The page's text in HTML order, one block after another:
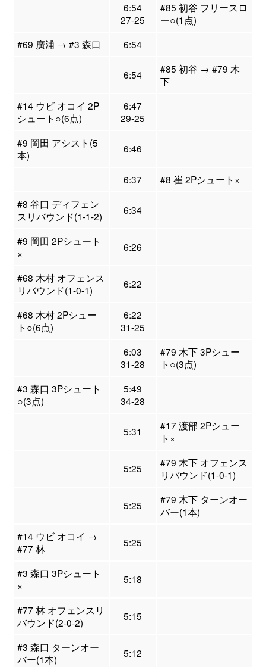
6:54
27-25
#85 初谷 フリースロ
ー○(1点)
#69 廣浦 → #3 森口
6:54
6:54
#85 初谷 → #79 木
下
#14 ウビ オコイ 2P
シュート○(6点)
6:47
29-25
#9 岡田 アシスト(5
本)
6:46
6:37
#8 崔 2Pシュート×
#8 谷口 ディフェン
スリバウンド(1-1-2)
6:34
#9 岡田 2Pシュート
×
6:26
#68 木村 オフェンス
リバウンド(1-0-1)
6:22
#68 木村 2Pシュー
ト○(6点)
6:22
31-25
6:03
31-28
#79 木下 3Pシュー
ト○(3点)
#3 森口 3Pシュート
○(3点)
5:49
34-28
5:31
#17 渡部 2Pシュー
ト×
5:25
#79 木下 オフェンス
リバウンド(1-0-1)
5:25
#79 木下 ターンオー
バー(1本)
#14 ウビ オコイ →
#77 林
5:25
#3 森口 3Pシュート
×
5:18
#77 林 オフェンスリ
バウンド(2-0-2)
5:15
#3 森口 ターンオー
バー(1本)
5:12